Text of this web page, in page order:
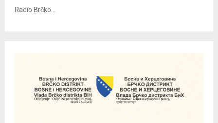
Radio Brčko...